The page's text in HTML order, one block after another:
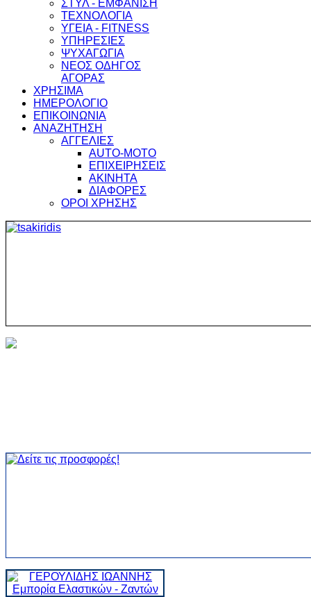
ΣΤΥΛ - ΕΜΦΑΝΙΣΗ
ΤΕΧΝΟΛΟΓΙΑ
ΥΓΕΙΑ - FITNESS
ΥΠΗΡΕΣΙΕΣ
ΨΥΧΑΓΩΓΙΑ
ΝΕΟΣ ΟΔΗΓΟΣ
ΑΓΟΡΑΣ
ΧΡΗΣΙΜΑ
ΗΜΕΡΟΛΟΓΙΟ
ΕΠΙΚΟΙΝΩΝΙΑ
ΑΝΑΖΗΤΗΣΗ
ΑΓΓΕΛΙΕΣ
AUTO-MOTO
ΕΠΙΧΕΙΡΗΣΕΙΣ
ΑΚΙΝΗΤΑ
ΔΙΑΦΟΡΕΣ
ΟΡΟΙ ΧΡΗΣΗΣ